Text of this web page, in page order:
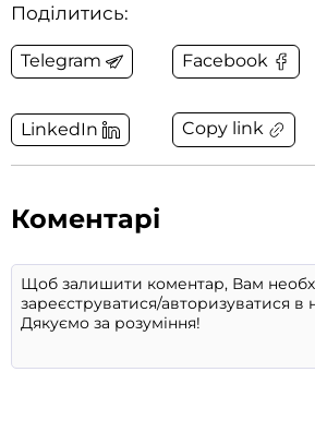
Поділитись:
Telegram Facebook
LinkedIn Copy link
Коментарі